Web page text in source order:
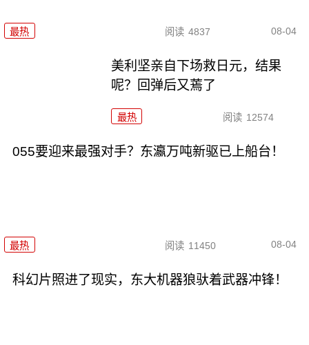
最热 阅读 4837 08-04
美利坚亲自下场救日元，结果
呢？回弹后又蔫了
最热 阅读 12574
055要迎来最强对手？东瀛万吨新驱已上船台！
最热 阅读 11450 08-04
科幻片照进了现实，东大机器狼驮着武器冲锋！